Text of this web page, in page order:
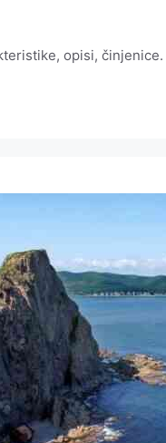
opisi, činjenice.